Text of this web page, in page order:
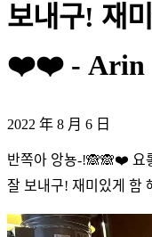
보내구! 재
❤️❤️ - Arin
2022 年 8 月 6 日
반쪽아 앙뇽-!🙈🙈❤️ 요
잘 보내구! 재미있게